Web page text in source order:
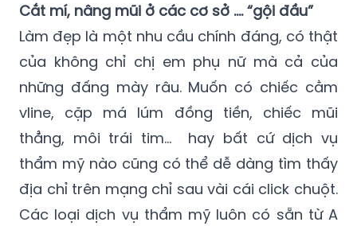
Cắt mí, nâng mũi ở các cơ sở …. “gội đầu”
Làm đẹp là một nhu cầu chính đáng, có thật
của không chỉ chị em phụ nữ mà cả của
những đấng mày râu. Muốn có chiếc cằm
vline, cặp má lúm đồng tiền, chiếc mũi
thẳng, môi trái tim… hay bất cứ dịch vụ
thẩm mỹ nào cũng có thể dễ dàng tìm thấy
địa chỉ trên mạng chỉ sau vài cái click chuột.
Các loại dịch vụ thẩm mỹ luôn có sẵn từ A